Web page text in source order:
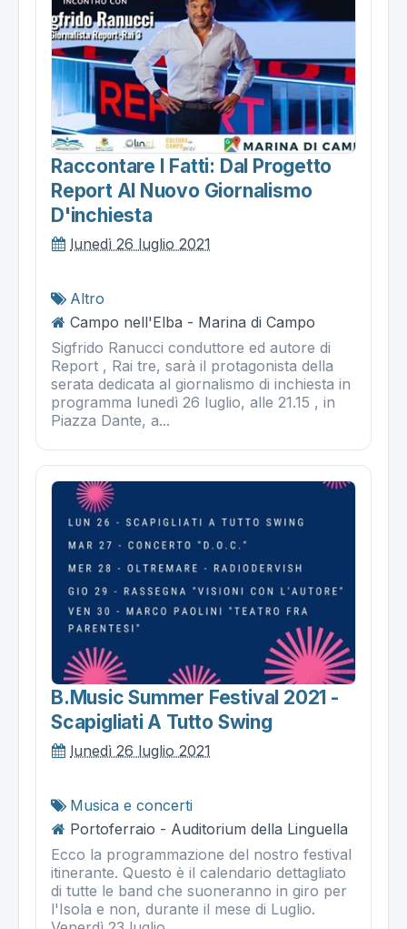
Raccontare I Fatti: Dal Progetto
Report Al Nuovo Giornalismo
D'inchiesta
lunedì 26 luglio 2021
Altro
Campo nell'Elba - Marina di Campo
Sigfrido Ranucci conduttore ed autore di
Report , Rai tre, sarà il protagonista della
serata dedicata al giornalismo di inchiesta in
programma lunedì 26 luglio, alle 21.15 , in
Piazza Dante, a...
B.music Summer Festival 2021 -
Scapigliati A Tutto Swing
lunedì 26 luglio 2021
Musica e concerti
Portoferraio - Auditorium della Linguella
Ecco la programmazione del nostro festival
itinerante. Questo è il calendario dettagliato
di tutte le band che suoneranno in giro per
l'Isola e non, durante il mese di Luglio.